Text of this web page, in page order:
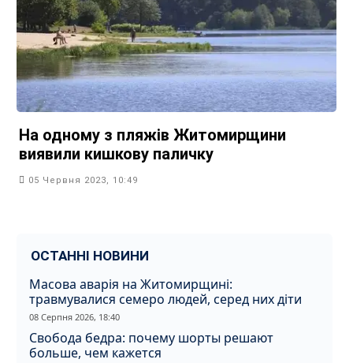
На одному з пляжів Житомирщини
виявили кишкову паличку
05 Червня 2023, 10:49
ОСТАННІ НОВИНИ
Масова аварія на Житомирщині:
травмувалися семеро людей, серед них діти
08 Серпня 2026, 18:40
Свобода бедра: почему шорты решают
больше, чем кажется